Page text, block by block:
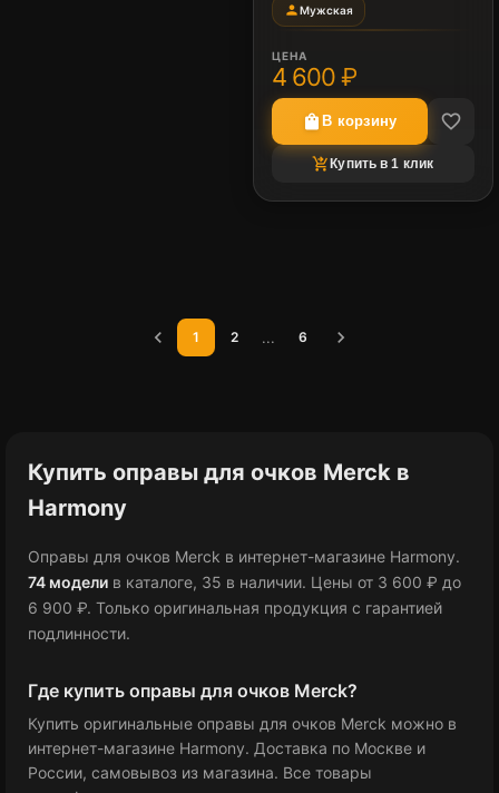
personМужская
ЦЕНА
4 600 ₽
shopping_bagВ корзину favorite_border
shopping_cart_checkoutКупить в 1 клик
chevron_left 1 2 ... 6 chevron_right
Купить оправы для очков Merck в
Harmony
Оправы для очков Merck в интернет-магазине Harmony.
74 модели в каталоге, 35 в наличии. Цены от 3 600 ₽ до
6 900 ₽. Только оригинальная продукция с гарантией
подлинности.
Где купить оправы для очков Merck?
Купить оригинальные оправы для очков Merck можно в
интернет-магазине Harmony. Доставка по Москве и
России, самовывоз из магазина. Все товары